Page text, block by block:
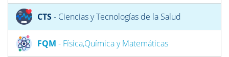
CTS- Ciencias y Tecnologías de la Salud
FQM - Física,Química y Matemáticas